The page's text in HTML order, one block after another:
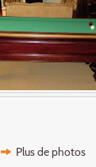
Plus de photos